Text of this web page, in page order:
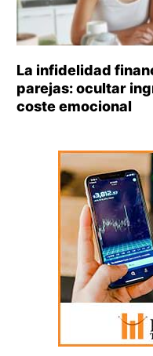
La infidelidad
parejas: ocultar
coste emocional